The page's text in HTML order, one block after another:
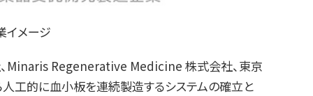
イメージ
、Minaris Regenerative Medicine 株式会社、東京
工的に血小板を連続製造するシステムの確立と